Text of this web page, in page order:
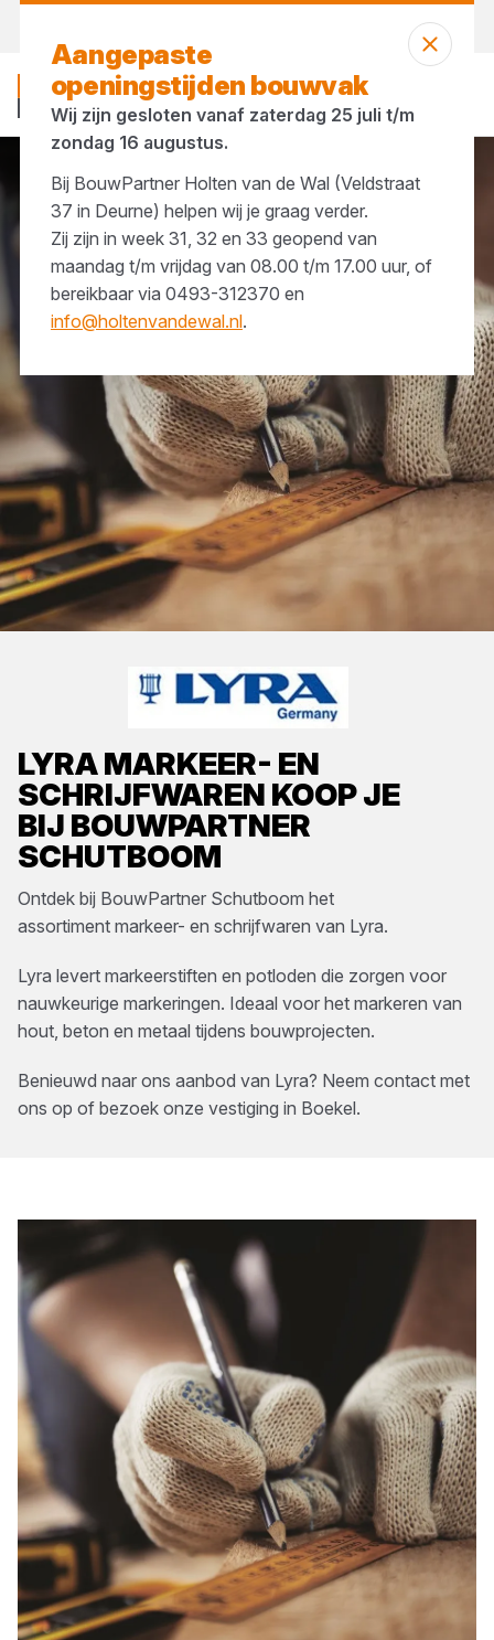
LYRAMARKEER- EN
SCHRIJFWAREN KOOP JE
BIJ BOUWPARTNER
SCHUTBOOM
Ontdek bij BouwPartner Schutboom het
assortiment markeer- en schrijfwaren van Lyra.
Lyra levert markeerstiften en potloden die zorgen voor
nauwkeurige markeringen. Ideaal voor het markeren van
hout, beton en metaal tijdens bouwprojecten.
Benieuwd naar ons aanbod van Lyra? Neem contact met
ons op of bezoek onze vestiging in Boekel.
Merken Lyra
Aangepaste
openingstijden bouwvak
Wij zijn gesloten vanaf zaterdag 25 juli t/m
zondag 16 augustus.
Bij BouwPartner Holten van de Wal (Veldstraat
37 in Deurne) helpen wij je graag verder.
Zij zijn in week 31, 32 en 33 geopend van
maandag t/m vrijdag van 08.00 t/m 17.00 uur, of
bereikbaar via 0493-312370 en
info@holtenvandewal.nl.